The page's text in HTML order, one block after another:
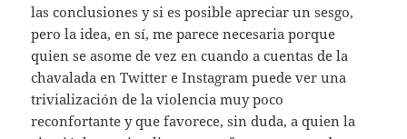
las conclusiones y si es posible apreciar un sesgo,
pero la idea, en sí, me parece necesaria porque
quien se asome de vez en cuando a cuentas de la
chavalada en Twitter e Instagram puede ver una
trivialización de la violencia muy poco
reconfortante y que favorece, sin duda, a quien la